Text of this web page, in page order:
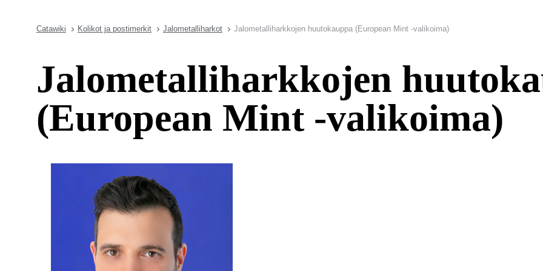
Catawiki Kolikot ja postimerkit Jalometalliharkot Jalometalliharkkojen huutokauppa (European Mint -valikoima)
Jalometalliharkkojen
(European Mint -valikoima)